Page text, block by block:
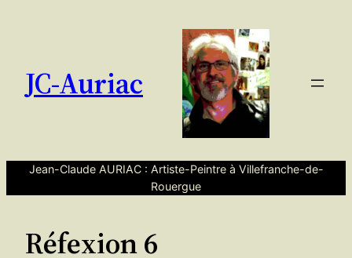
JC-Auriac
Jean-Claude AURIAC : Artiste-Peintre à Villefranche-de-
Rouergue
Réfexion 6